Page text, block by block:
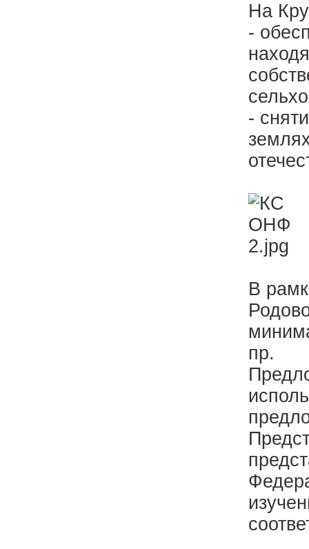
На
-
-
В
пр.